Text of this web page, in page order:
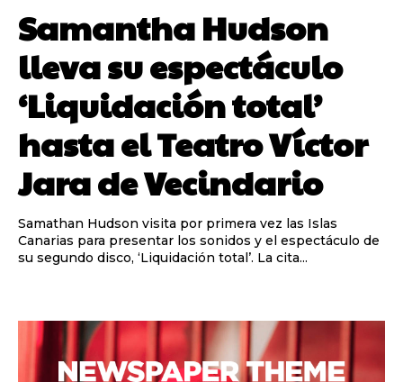
Samantha Hudson
lleva su espectáculo
‘Liquidación total’
hasta el Teatro Víctor
Jara de Vecindario
Samathan Hudson visita por primera vez las Islas
Canarias para presentar los sonidos y el espectáculo de
su segundo disco, ‘Liquidación total’. La cita...